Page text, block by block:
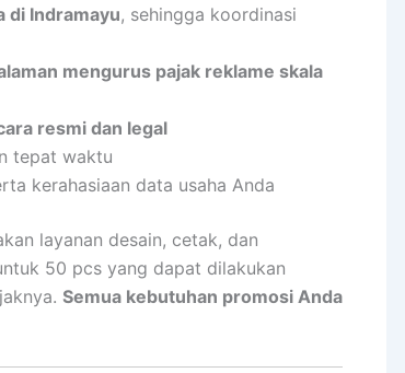
di Indramayu, sehingga koordinasi
mengurus pajak reklame skala
resmi dan legal
tepat waktu
kerahasiaan data usaha Anda
layanan desain, cetak, dan
50 pcs yang dapat dilakukan
Semua kebutuhan promosi Anda